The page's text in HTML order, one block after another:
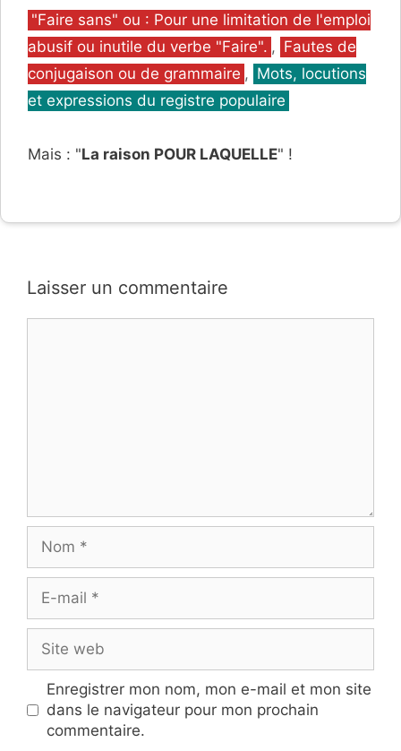
Catégories
"Faire sans" ou : Pour une limitation de l'emploi
abusif ou inutile du verbe "Faire". , Fautes de
conjugaison ou de grammaire , Mots, locutions
et expressions du registre populaire
Mais : "La raison POUR LAQUELLE" !
Laisser un commentaire
mail
web
Enregistrer mon nom, mon e-mail et mon site
dans le navigateur pour mon prochain
commentaire.